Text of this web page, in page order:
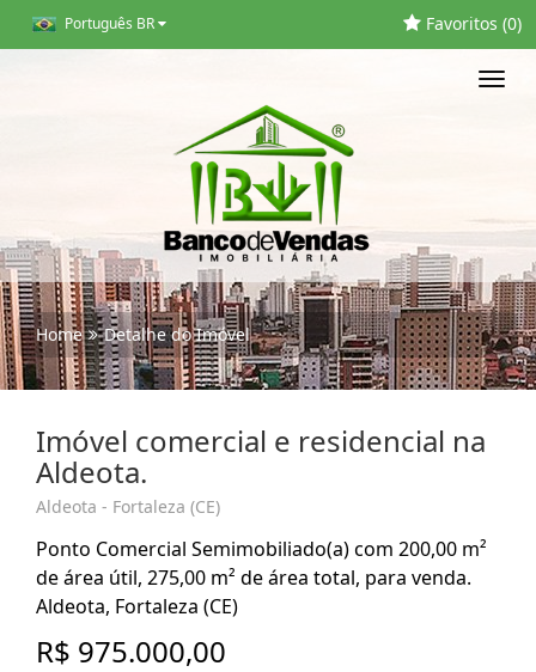
Português BR Favoritos (0)
Home Detalhe do Imóvel
Imóvel comercial e residencial na
Aldeota.
Aldeota - Fortaleza (CE)
Ponto Comercial Semimobiliado(a) com 200,00 m²
de área útil, 275,00 m² de área total, para venda.
Aldeota, Fortaleza (CE)
R$ 975.000,00